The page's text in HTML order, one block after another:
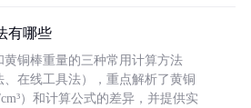
有哪些
铜棒重量的三种常用计算方法
、在线工具法），重点解析了黄铜
）和计算公式的差异，并提供实